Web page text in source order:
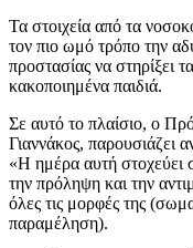
Τα στοιχεία από τα
τον πιο ωμό τρόπο την
προστασίας να στηρίξει
κακοποιημένα παιδιά.
Σε αυτό το πλαίσιο, ο
Γιαννάκος, παρουσιάζει
«Η ημέρα αυτή στοχεύει
την πρόληψη και την
όλες τις μορφές της
παραμέληση).